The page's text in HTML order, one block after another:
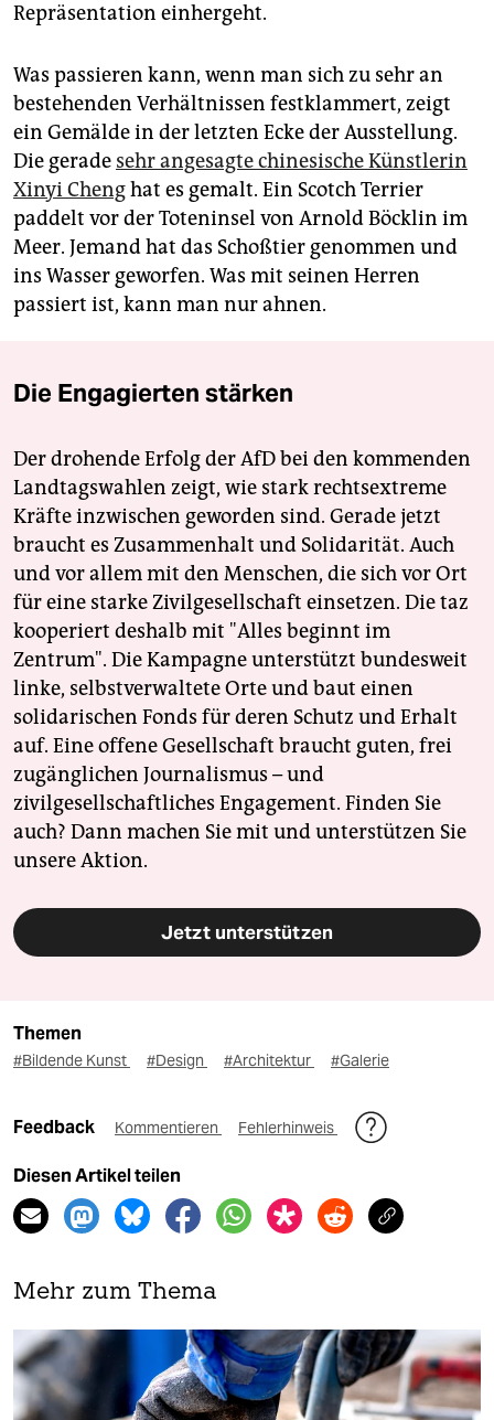
Repräsentation einhergeht.
Was passieren kann, wenn man sich zu sehr an
bestehenden Verhältnissen festklammert, zeigt
ein Gemälde in der letzten Ecke der Ausstellung.
Die gerade sehr angesagte chinesische Künstlerin
Xinyi Chenghat es gemalt. Ein Scotch Terrier
paddelt vor der Toteninsel von Arnold Böcklin im
Meer. Jemand hat das Schoßtier genommen und
ins Wasser geworfen. Was mit seinen Herren
passiert ist, kann man nur ahnen.
Die Engagierten stärken
Der drohende Erfolg der AfD bei den kommenden
Landtagswahlen zeigt, wie stark rechtsextreme
Kräfte inzwischen geworden sind. Gerade jetzt
braucht es Zusammenhalt und Solidarität. Auch
und vor allem mit den Menschen, die sich vor Ort
für eine starke Zivilgesellschaft einsetzen. Die taz
kooperiert deshalb mit "Alles beginnt im
Zentrum". Die Kampagne unterstützt bundesweit
linke, selbstverwaltete Orte und baut einen
solidarischen Fonds für deren Schutz und Erhalt
auf. Eine offene Gesellschaft braucht guten, frei
zugänglichen Journalismus – und
zivilgesellschaftliches Engagement. Finden Sie
auch? Dann machen Sie mit und unterstützen Sie
unsere Aktion.
Jetzt unterstützen
Themen
#Bildende Kunst #Design #Architektur #Galerie
Feedback Kommentieren Fehlerhinweis
Diesen Artikel teilen
Mehr zum Thema